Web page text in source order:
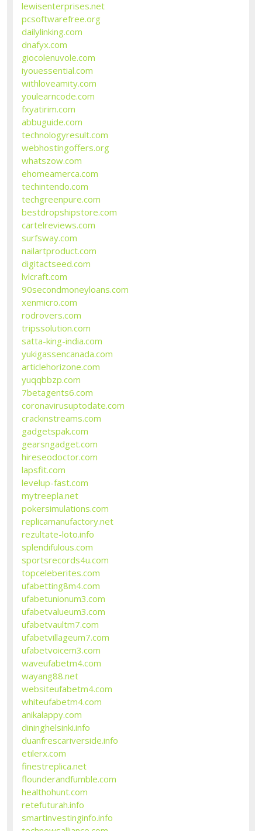
lewisenterprises.net
pcsoftwarefree.org
dailylinking.com
dnafyx.com
giocolenuvole.com
iyouessential.com
withloveamity.com
youlearncode.com
fxyatirim.com
abbuguide.com
technologyresult.com
webhostingoffers.org
whatszow.com
ehomeamerca.com
techintendo.com
techgreenpure.com
bestdropshipstore.com
cartelreviews.com
surfsway.com
nailartproduct.com
digitactseed.com
lvlcraft.com
90secondmoneyloans.com
xenmicro.com
rodrovers.com
tripssolution.com
satta-king-india.com
yukigassencanada.com
articlehorizone.com
yuqqbbzp.com
7betagents6.com
coronavirusuptodate.com
crackinstreams.com
gadgetspak.com
gearsngadget.com
hireseodoctor.com
lapsfit.com
levelup-fast.com
mytreepla.net
pokersimulations.com
replicamanufactory.net
rezultate-loto.info
splendifulous.com
sportsrecords4u.com
topceleberites.com
ufabetting8m4.com
ufabetunionum3.com
ufabetvalueum3.com
ufabetvaultm7.com
ufabetvillageum7.com
ufabetvoicem3.com
waveufabetm4.com
wayang88.net
websiteufabetm4.com
whiteufabetm4.com
anikalappy.com
dininghelsinki.info
duanfrescariverside.info
etilerx.com
finestreplica.net
flounderandfumble.com
healthohunt.com
retefuturah.info
smartinvestinginfo.info